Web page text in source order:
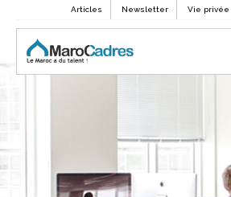
Articles Newsletter Vie privée